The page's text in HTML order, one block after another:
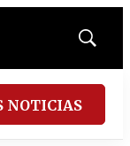
Mostrar
NOTICIAS